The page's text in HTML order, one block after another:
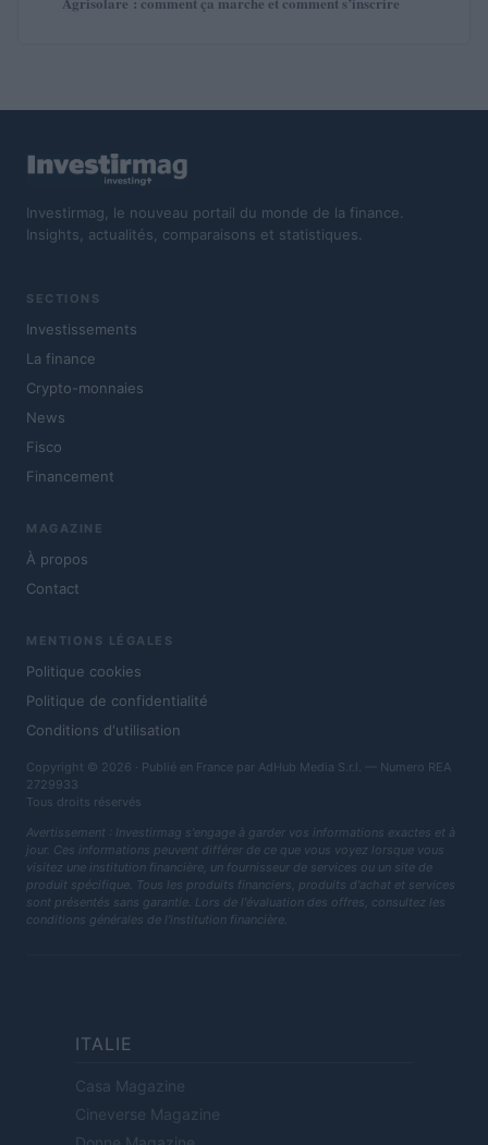
Investirmag, le nouveau portail du monde de la finance.
Insights, actualités, comparaisons et statistiques.
SECTIONS
Investissements
La finance
Crypto-monnaies
News
Fisco
Financement
MAGAZINE
À propos
Contact
MENTIONS LÉGALES
Politique cookies
Politique de confidentialité
Conditions d'utilisation
Copyright © 2026 · Publié en France par AdHub Media S.r.l. — Numero REA
2729933
Tous droits réservés
Avertissement : Investirmag s'engage à garder vos informations exactes et à
jour. Ces informations peuvent différer de ce que vous voyez lorsque vous
visitez une institution financière, un fournisseur de services ou un site de
produit spécifique. Tous les produits financiers, produits d'achat et services
sont présentés sans garantie. Lors de l'évaluation des offres, consultez les
conditions générales de l'institution financière.
ITALIE
Casa Magazine
Cineverse Magazine